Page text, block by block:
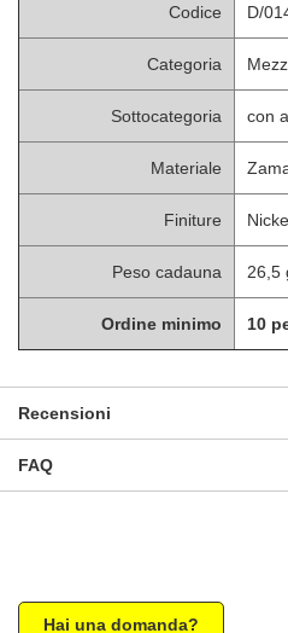
Codice D/
Categoria
Sottocategoria con
Materiale
Finiture
Peso cadauna 26,5
Ordine minimo 10
Recensioni
FAQ
Hai una domanda?